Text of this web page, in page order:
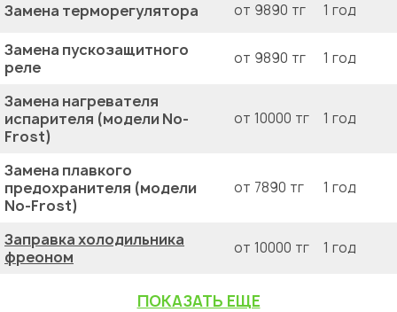
Замена терморегулятора от 9890 тг 1 год
Замена пускозащитного
реле
от 9890 тг 1 год
Замена нагревателя
испарителя (модели No-
Frost)
от 10000 тг 1 год
Замена плавкого
предохранителя (модели
No-Frost)
от 7890 тг 1 год
Заправка холодильника
фреоном
от 10000 тг 1 год
ПОКАЗАТЬ ЕЩЕ